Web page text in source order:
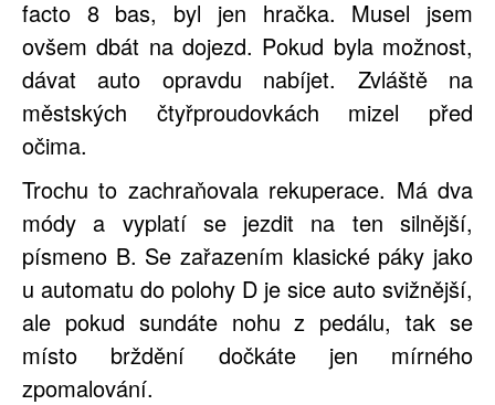
facto 8 bas, byl jen hračka. Musel jsem
ovšem dbát na dojezd. Pokud byla možnost,
dávat auto opravdu nabíjet. Zvláště na
městských čtyřproudovkách mizel před
očima.
Trochu to zachraňovala rekuperace. Má dva
módy a vyplatí se jezdit na ten silnější,
písmeno B. Se zařazením klasické páky jako
u automatu do polohy D je sice auto svižnější,
ale pokud sundáte nohu z pedálu, tak se
místo brždění dočkáte jen mírného
zpomalování.